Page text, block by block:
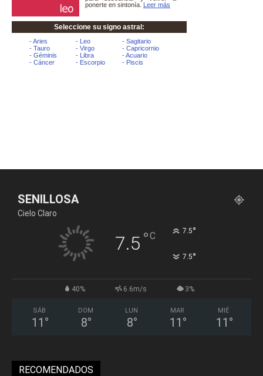
SENILLOSA
Cielo Claro
7.5 °C 7.5°
7.5°
40% 6.6m/s 3%
SÁB
11 °
DOM
8°
LUN
8°
MAR
11 °
MIÉ
11 °
RECOMENDADOS